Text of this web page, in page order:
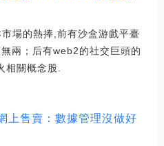
場的熱捧,前有沙盒游戲平臺
兩；后有web2的社交巨頭的
關概念股.
上售賣：數據管理沒做好